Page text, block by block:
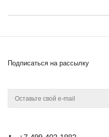
Подписаться на рассылку